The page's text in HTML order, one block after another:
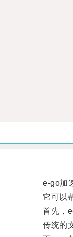
e-go加速
它可以帮
首先，e-
传统的文